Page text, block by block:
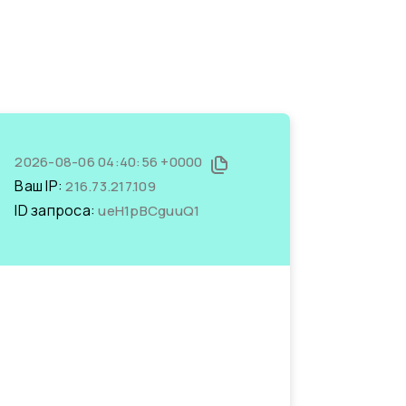
2026-08-06 04:40:56 +0000
Ваш IP:216.73.217.109
ID запроса:ueH1pBCguuQ1